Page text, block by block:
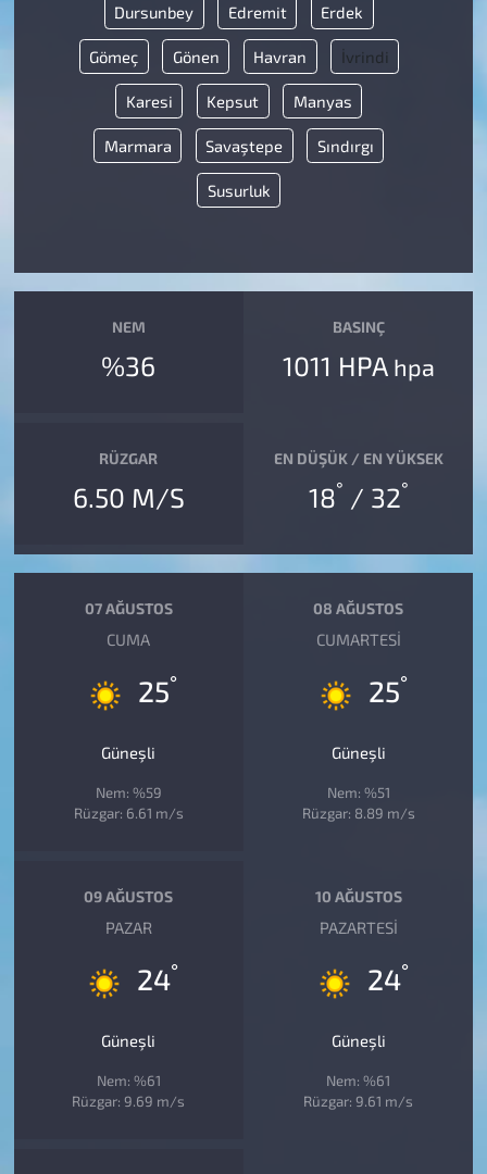
Dursunbey Edremit Erdek
Gömeç Gönen Havran İvrindi
Karesi Kepsut Manyas
Marmara Savaştepe Sındırgı
Susurluk
NEM
%36
BASINÇ
1011 HPA hpa
RÜZGAR
6.50 M/S
EN DÜŞÜK / EN YÜKSEK
18° / 32°
07 AĞUSTOS
CUMA
25°
Güneşli
Nem: %59
Rüzgar: 6.61 m/s
08 AĞUSTOS
CUMARTESI
25°
Güneşli
Nem: %51
Rüzgar: 8.89 m/s
09 AĞUSTOS
PAZAR
24°
Güneşli
Nem: %61
Rüzgar: 9.69 m/s
10 AĞUSTOS
PAZARTESI
24°
Güneşli
Nem: %61
Rüzgar: 9.61 m/s